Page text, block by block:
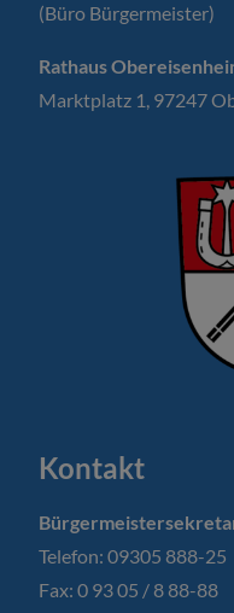
(Büro Bürgermeister)
Rathaus
Marktplatz 1, 97247
Kontakt
Telefon: 09305 888-25
Fax: 0 93 05 / 8 88-88